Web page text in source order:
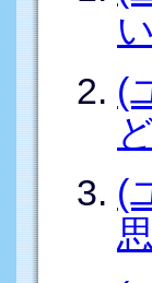
(
(